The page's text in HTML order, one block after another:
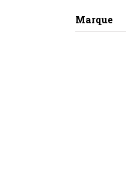
Marque